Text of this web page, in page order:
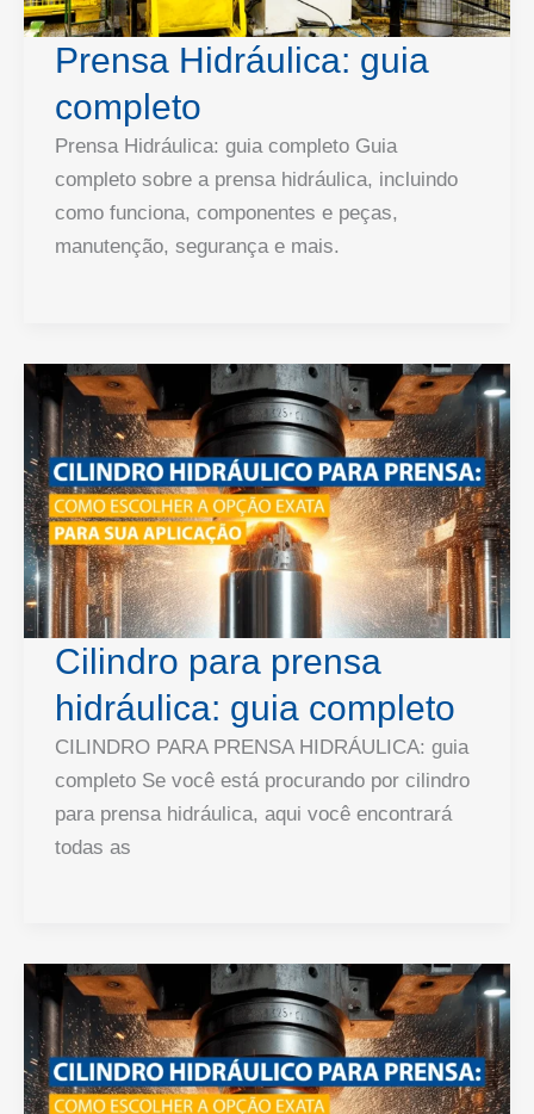
Prensa Hidráulica: guia
completo
Prensa Hidráulica: guia completo Guia
completo sobre a prensa hidráulica, incluindo
como funciona, componentes e peças,
manutenção, segurança e mais.
Cilindro para prensa
hidráulica: guia completo
CILINDRO PARA PRENSA HIDRÁULICA: guia
completo Se você está procurando por cilindro
para prensa hidráulica, aqui você encontrará
todas as